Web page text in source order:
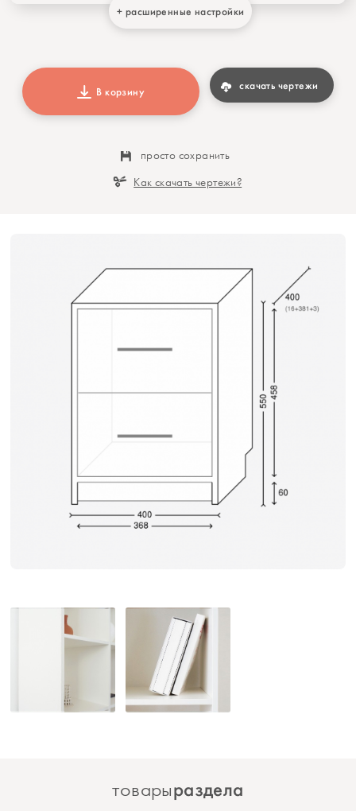
+ расширенные настройки
В корзину скачать чертежи
просто сохранить
Как скачать чертежи?
товарыраздела